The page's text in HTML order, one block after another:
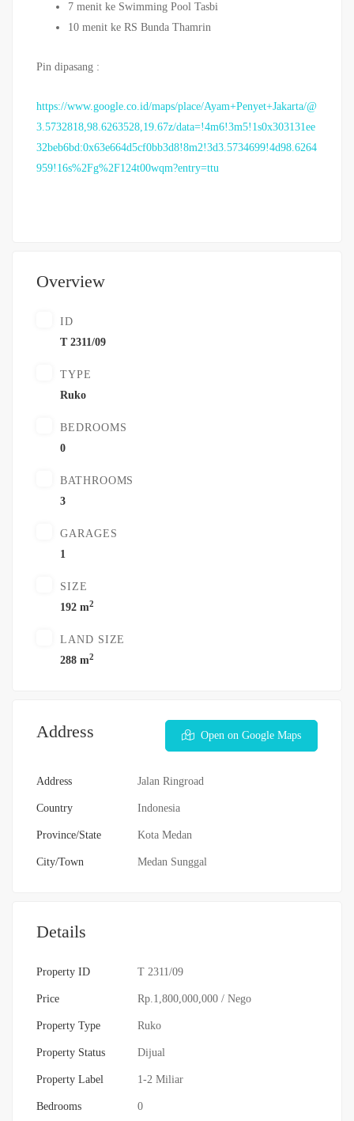
7 menit ke Swimming Pool Tasbi
10 menit ke RS Bunda Thamrin
Pin dipasang :
https://www.google.co.id/maps/place/Ayam+Penyet+Jakarta/@
3.5732818,98.6263528,19.67z/data=!4m6!3m5!1s0x303131ee
32beb6bd:0x63e664d5cf0bb3d8!8m2!3d3.5734699!4d98.6264
959!16s%2Fg%2F124t00wqm?entry=ttu
Overview
ID
T 2311/09
TYPE
Ruko
BEDROOMS
0
BATHROOMS
3
GARAGES
1
SIZE
192 m2
LAND SIZE
288 m2
Address Open on Google Maps
Address Jalan Ringroad
Country Indonesia
Province/State Kota Medan
City/Town Medan Sunggal
Details
Property ID T 2311/09
Price Rp.1,800,000,000 / Nego
Property Type Ruko
Property Status Dijual
Property Label 1-2 Miliar
Bedrooms 0